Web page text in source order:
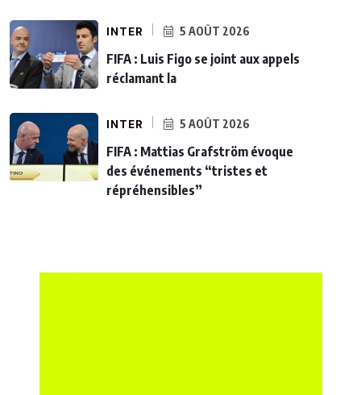
INTER 5 AOÛT 2026
FIFA : Luis Figo se joint aux appels
réclamant la
INTER 5 AOÛT 2026
FIFA : Mattias Grafström évoque
des événements “tristes et
répréhensibles”